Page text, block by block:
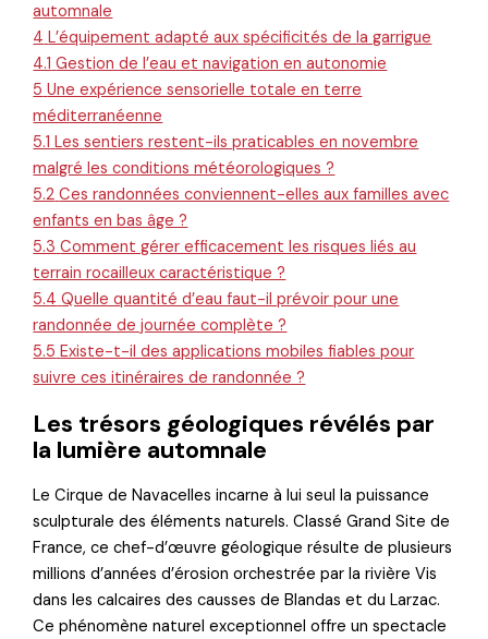
automnale
4 L’équipement adapté aux spécificités de la garrigue
4.1 Gestion de l’eau et navigation en autonomie
5 Une expérience sensorielle totale en terre
méditerranéenne
5.1 Les sentiers restent-ils praticables en novembre
malgré les conditions météorologiques ?
5.2 Ces randonnées conviennent-elles aux familles avec
enfants en bas âge ?
5.3 Comment gérer efficacement les risques liés au
terrain rocailleux caractéristique ?
5.4 Quelle quantité d’eau faut-il prévoir pour une
randonnée de journée complète ?
5.5 Existe-t-il des applications mobiles fiables pour
suivre ces itinéraires de randonnée ?
Les trésors géologiques révélés par
la lumière automnale
Le Cirque de Navacelles incarne à lui seul la puissance
sculpturale des éléments naturels. Classé Grand Site de
France, ce chef-d’œuvre géologique résulte de plusieurs
millions d’années d’érosion orchestrée par la rivière Vis
dans les calcaires des causses de Blandas et du Larzac.
Ce phénomène naturel exceptionnel offre un spectacle